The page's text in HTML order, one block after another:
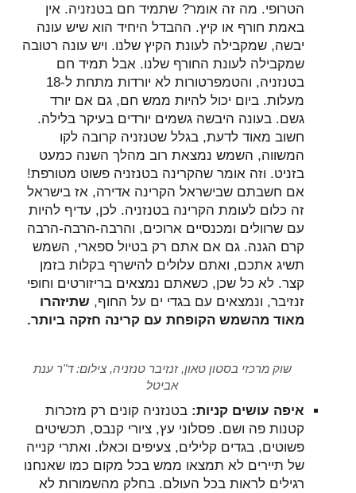
הטרופי. מה זה אומר? שתמיד חם בטנזניה. אין
באמת חורף או קיץ. ההבדל היחיד הוא שיש עונה
יבשה, שמקבילה לעונת הקיץ שלנו. ויש עונה רטובה
שמקבילה לעונת החורף שלנו. אבל תמיד חם
בטנזניה, והטמפרטורות לא יורדות מתחת ל-18
מעלות. ביום יכול להיות ממש חם, גם אם יורד
גשם. בעונה היבשה גשמים יורדים בעיקר בלילה.
חשוב מאוד לדעת, בגלל שטנזניה קרובה לקו
המשווה, השמש נמצאת רוב מהלך השנה כמעט
בזניט. וזה אומר שהקרינה בטנזניה פשוט מטורפת!
אם חשבתם שבישראל הקרינה אדירה, אז בישראל
זה כלום לעומת הקרינה בטנזניה. לכן, עדיף להיות
עם שרוולים ומכנסיים ארוכים, והרבה-הרבה-הרבה
קרם הגנה. גם אם אתם רק בטיול ספארי, השמש
תשיג אתכם, ואתם עלולים להישרף בקלות בזמן
קצר. לא כל שכן, כשאתם נמצאים בריזורטים וחופי
זנזיבר, ונמצאים עם בגדי ים על החוף, שתיזהרו
מאוד מהשמש הקופחת עם קרינה חזקה ביותר.
שוק מרכזי בסטון טאון, זנזיבר טנזניה, צילום: ד"ר ענת
אביטל
איפה עושים קניות: בטנזניה קונים רק מזכרות
קטנות פה ושם. פסלוני עץ, ציורי קנבס, תכשיטים
פשוטים, בגדים קלילים, צעיפים וכאלו. ואתרי קנייה
של תיירים לא תמצאו ממש בכל מקום כמו שאנחנו
רגילים לראות בכל העולם. בחלק מהשמורות לא